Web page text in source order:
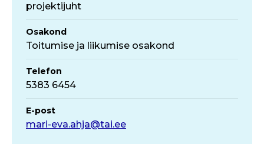
projektijuht
Osakond
Toitumise ja liikumise osakond
Telefon
5383 6454
E-post
mari-eva.ahja@tai.ee